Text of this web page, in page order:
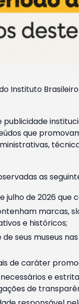
Instituto
que
as
de 2026
marcas,
e históricos;
seus museus
de caráter
e
de